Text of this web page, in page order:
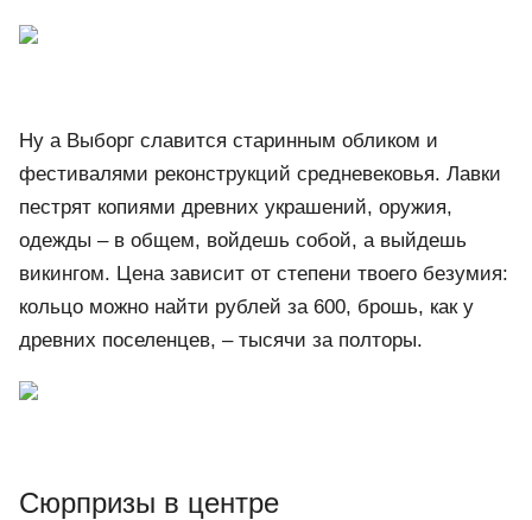
Ну а Выборг славится старинным обликом и
фестивалями реконструкций средневековья. Лавки
пестрят копиями древних украшений, оружия,
одежды – в общем, войдешь собой, а выйдешь
викингом. Цена зависит от степени твоего безумия:
кольцо можно найти рублей за 600, брошь, как у
древних поселенцев, ‒ тысячи за полторы.
Сюрпризы в центре